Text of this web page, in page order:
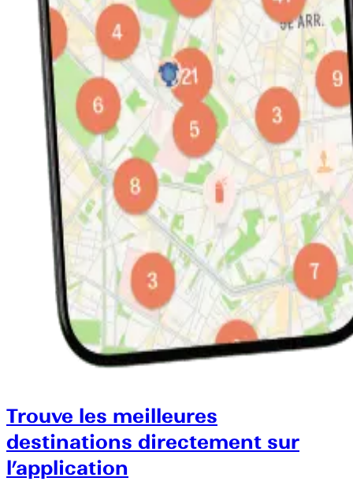
Trouve les meilleures
destinations directement sur
l’application